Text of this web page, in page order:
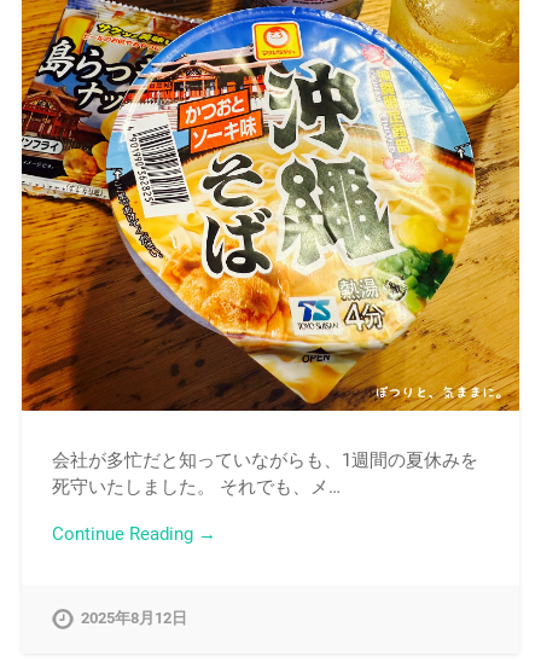
会社が多忙だと知っていながらも、1週間の夏休みを
死守いたしました。 それでも、メ…
Continue Reading →
2025年8月12日